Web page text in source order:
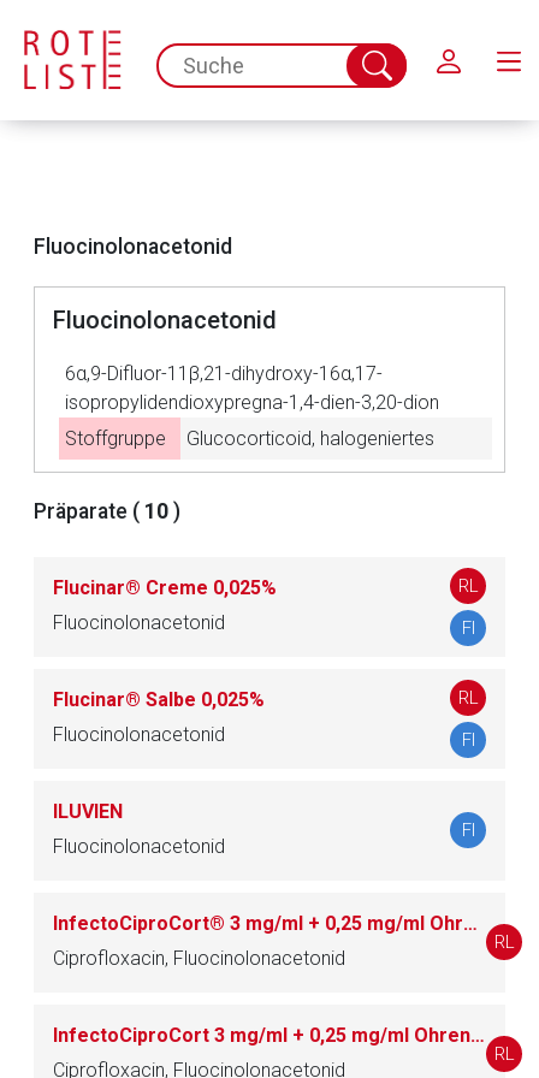
spc.search.input.placeholder
Suche
abschicken
Fluocinolonacetonid
Fluocinolonacetonid
6α,9-Difluor-11β,21-dihydroxy-16α,17-
isopropylidendioxypregna-1,4-dien-3,20-dion
Stoffgruppe
Glucocorticoid, halogeniertes
Präparate ( 10 )
Flucinar® Creme 0,025%
Fluocinolonacetonid
RL
FI
Flucinar® Salbe 0,025%
Fluocinolonacetonid
RL
FI
ILUVIEN
Fluocinolonacetonid
FI
InfectoCiproCort® 3 mg/ml + 0,25 mg/ml Ohrentropfen
Ciprofloxacin, Fluocinolonacetonid
RL
InfectoCiproCort 3 mg/ml + 0,25 mg/ml Ohrentropfen, Lösung im Einzeldosisbehältnis
Ciprofloxacin, Fluocinolonacetonid
RL
Aufruf einer externen Seite
Seite. Für die Inhalte der externen Web-Seite ist deren
Betreiber verantwortlich. Ebenso gelten dort ggf. andere
Datenschutzbestimmungen.
Zurück zur rote-liste.de Zur Seite